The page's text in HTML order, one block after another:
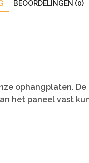
BEOORDELINGEN (0)
ophangplaten.
het paneel vast